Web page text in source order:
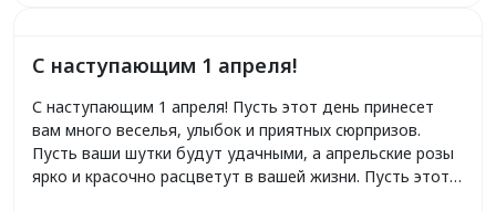
С наступающим 1 апреля!
С наступающим 1 апреля! Пусть этот день принесет
вам много веселья, улыбок и приятных сюрпризов.
Пусть ваши шутки будут удачными, а апрельские розы
ярко и красочно расцветут в вашей жизни. Пусть этот